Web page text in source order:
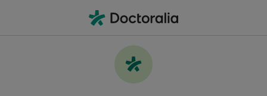
Esofagitis Por Reflujo • Málaga, Málaga
Seguro